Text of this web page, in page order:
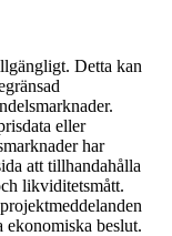
Detta kan
eller
har
att tillhandahålla
likviditetsmått.
ekonomiska beslut.